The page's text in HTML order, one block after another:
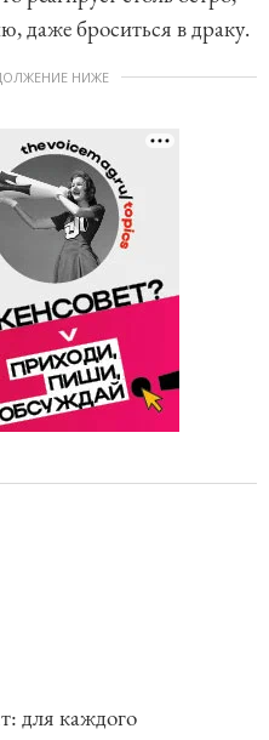
даже броситься в драку.
НИЖЕ
для каждого